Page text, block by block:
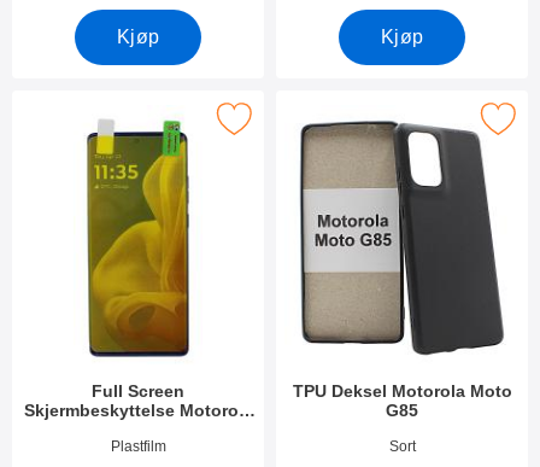
Kjøp Kjøp
Full Screen
Skjermbeskyttelse Motorola
Varenummer 51168
Plastfilm
Screen Skjermbeskyttelse Motorola Moto G85 som favoritt
TPU Deksel Motorola Moto
G85
Varenummer 51164
Sort
Merk tPU Deksel Motorola